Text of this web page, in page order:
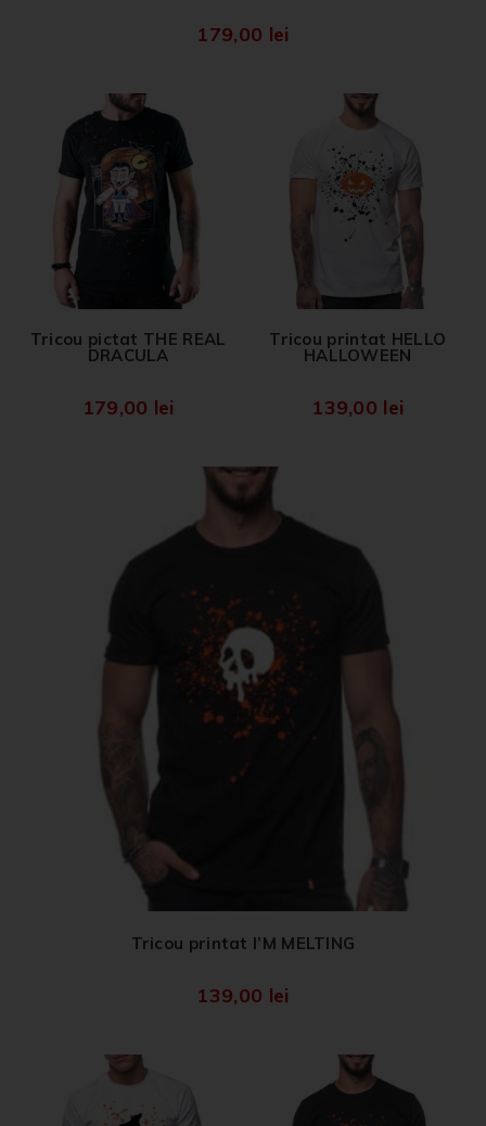
179,00 lei
Tricou pictat THE REAL
DRACULA
179,00 lei
Tricou printat HELLO
HALLOWEEN
139,00 lei
Tricou printat I’M MELTING
139,00 lei